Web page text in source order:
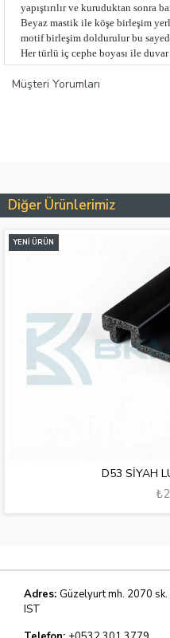
yapıştırılır ve kuruduktan sonra
Beyaz mastik ile köşe birleşim
motif birleşim doldurulur bu
Her türlü iç cephe boyası ile
Müşteri Yorumları
Diğer Ürünlerimiz
YENI ÜRÜN
D53 SİYAH
Adres: Güzelyurt mh. 2070
IST